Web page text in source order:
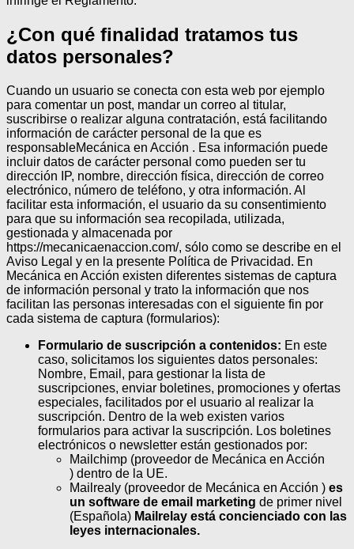
¿Con qué finalidad tratamos tus
datos personales?
Cuando un usuario se conecta con esta web por ejemplo
para comentar un post, mandar un correo al titular,
suscribirse o realizar alguna contratación, está facilitando
información de carácter personal de la que es
responsableMecánica en Acción . Esa información puede
incluir datos de carácter personal como pueden ser tu
dirección IP, nombre, dirección física, dirección de correo
electrónico, número de teléfono, y otra información. Al
facilitar esta información, el usuario da su consentimiento
para que su información sea recopilada, utilizada,
gestionada y almacenada por
https://mecanicaenaccion.com/, sólo como se describe en el
Aviso Legal y en la presente Política de Privacidad. En
Mecánica en Acción existen diferentes sistemas de captura
de información personal y trato la información que nos
facilitan las personas interesadas con el siguiente fin por
cada sistema de captura (formularios):
Formulario de suscripción a contenidos: En este
caso, solicitamos los siguientes datos personales:
Nombre, Email, para gestionar la lista de
suscripciones, enviar boletines, promociones y ofertas
especiales, facilitados por el usuario al realizar la
suscripción. Dentro de la web existen varios
formularios para activar la suscripción. Los boletines
electrónicos o newsletter están gestionados por:
Mailchimp (proveedor de Mecánica en Acción
) dentro de la UE.
Mailrealy (proveedor de Mecánica en Acción ) es
un software de email marketing de primer nivel
(Española) Mailrelay está concienciado con las
leyes internacionales.